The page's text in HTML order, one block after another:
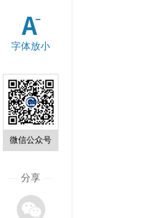
字体放小
微信公众号
分享